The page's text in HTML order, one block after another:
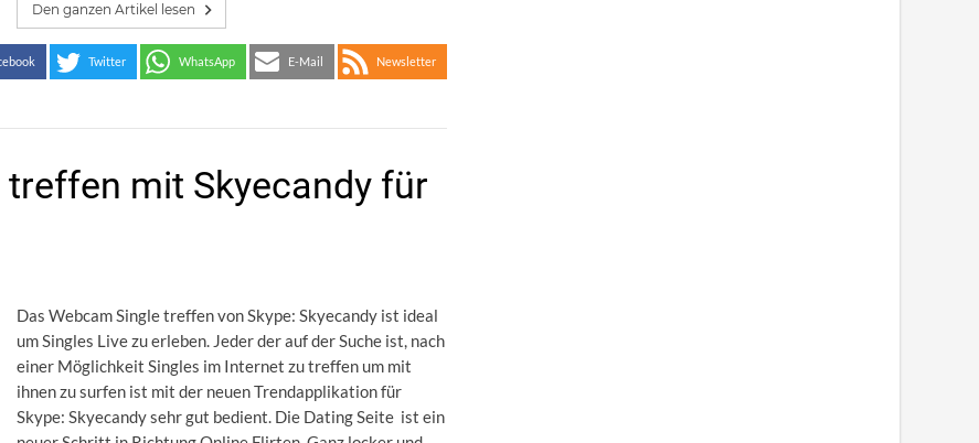
Den ganzen Artikel lesen
Twitter WhatsApp E-Mail Newsletter
treffen mit Skyecandy für
Das Webcam Single treffen von Skype: Skyecandy ist ideal
um Singles Live zu erleben. Jeder der auf der Suche ist, nach
einer Möglichkeit Singles im Internet zu treffen um mit
ihnen zu surfen ist mit der neuen Trendapplikation für
Skype: Skyecandy sehr gut bedient. Die Dating Seite ist ein